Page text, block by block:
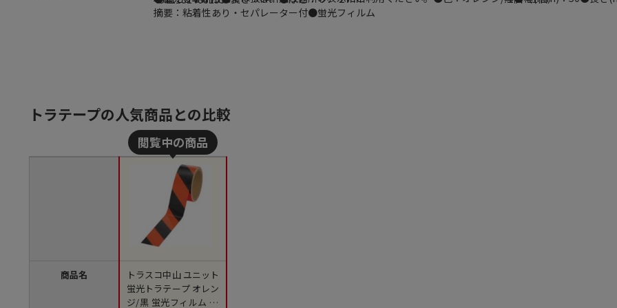
摘要：粘着性あり・セパレーター付●蛍光フィルム
トラテープの人気商品との比較
商品名
トラスコ中山 ユニット
蛍光トラテープ オレン
ジ/黒 蛍光フィルム 50